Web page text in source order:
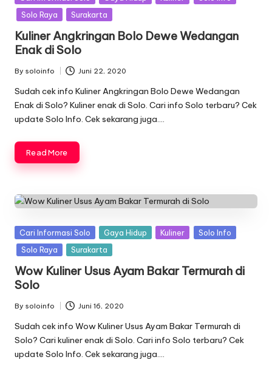
inSolo Raya
Surakarta
Kuliner Angkringan Bolo Dewe Wedangan
Enak di Solo
Posted
by
By soloinfo Juni 22, 2020
Sudah cek info Kuliner Angkringan Bolo Dewe Wedangan
Enak di Solo? Kuliner enak di Solo. Cari info Solo terbaru? Cek
update Solo Info. Cek sekarang juga….
Read More
Posted
in
Cari Informasi Solo Gaya Hidup Kuliner
Solo Info
Solo Raya
Surakarta
Wow Kuliner Usus Ayam Bakar Termurah di
Solo
Posted
by
By soloinfo Juni 16, 2020
Sudah cek info Wow Kuliner Usus Ayam Bakar Termurah di
Solo? Cari kuliner enak di Solo. Cari info Solo terbaru? Cek
update Solo Info. Cek sekarang juga….